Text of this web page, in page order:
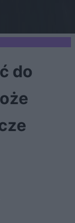
do